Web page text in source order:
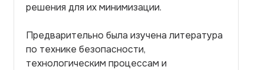
решения для их минимизации.
Предварительно была изучена литература
по технике безопасности,
технологическим процессам и